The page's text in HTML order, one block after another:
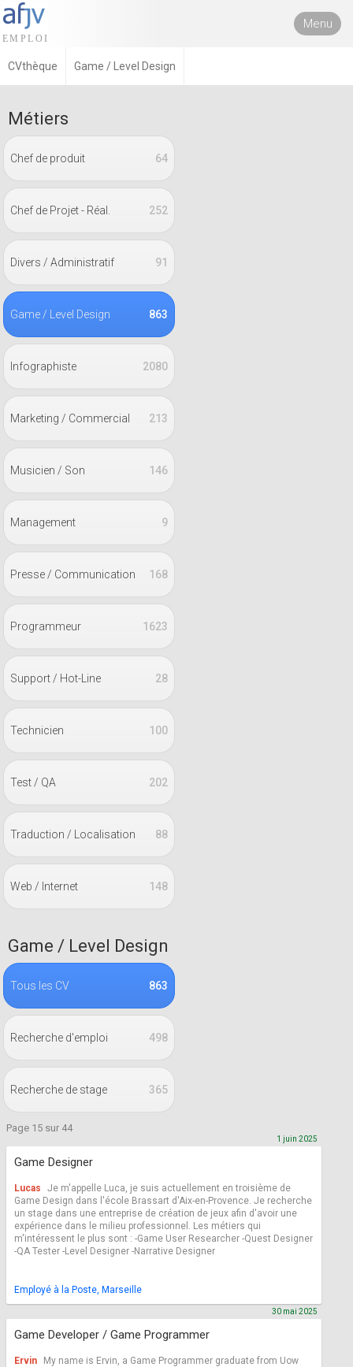
Menu
CVthèque Game / Level Design
Métiers
64
Chef de produit
252
Chef de Projet - Réal.
91
Divers / Administratif
863
Game / Level Design
2080
Infographiste
213
Marketing / Commercial
146
Musicien / Son
9
Management
168
Presse / Communication
1623
Programmeur
28
Support / Hot-Line
100
Technicien
202
Test / QA
88
Traduction / Localisation
148
Web / Internet
Game / Level Design
863
Tous les CV
498
Recherche d'emploi
365
Recherche de stage
Page 15 sur 44
Game Designer
1 juin 2025
Lucas
Je m'appelle Luca, je suis actuellement en troisième de
Game Design dans l'école Brassart d'Aix-en-Provence. Je recherche
un stage dans une entreprise de création de jeux afin d'avoir une
expérience dans le milieu professionnel. Les métiers qui
m'intéressent le plus sont : -Game User Researcher -Quest Designer
-QA Tester -Level Designer -Narrative Designer
Employé à la Poste, Marseille
Game Developer / Game Programmer
30 mai 2025
Ervin
My name is Ervin, a Game Programmer graduate from Uow